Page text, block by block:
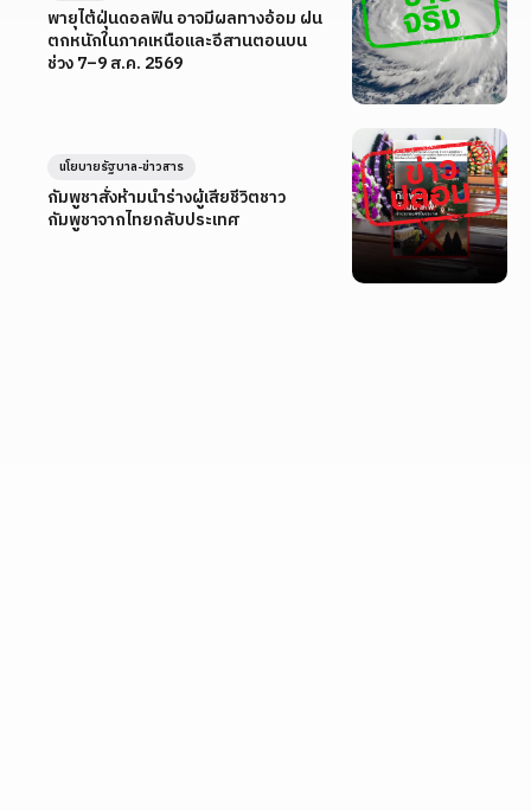
พายุไต้ฝุ่นดอลฟิน อาจมีผลทางอ้อม ฝน
ตกหนักในภาคเหนือและอีสานตอนบน
ช่วง 7–9 ส.ค. 2569
กัมพูชาสั่งห้ามนำร่างผู้เสียชีวิตชาว
กัมพูชาจากไทยกลับประเทศ
นโยบายรัฐบาล-ข่าวสาร